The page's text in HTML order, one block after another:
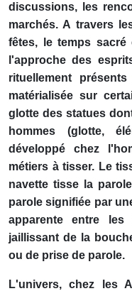
discussions, les
marchés. A travers
fêtes, le temps sacré
l'approche des
rituellement
matérialisée sur
glotte des statues
hommes (glotte,
développé chez
métiers à tisser. Le
navette tisse la
parole signifiée par
apparente entre
jaillissant de la
ou de prise de parole.
L'univers, chez les